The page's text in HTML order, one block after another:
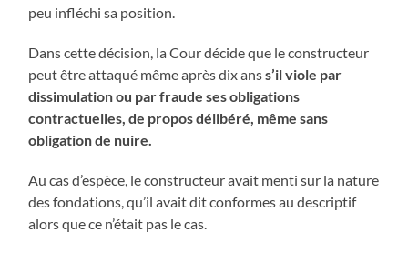
peu infléchi sa position.
Dans cette décision, la Cour décide que le constructeur
peut être attaqué même après dix anss’il viole par
dissimulation ou par fraude ses obligations
contractuelles, de propos délibéré, même sans
obligation de nuire.
Au cas d’espèce, le constructeur avait menti sur la nature
des fondations, qu’il avait dit conformes au descriptif
alors que ce n’était pas le cas.